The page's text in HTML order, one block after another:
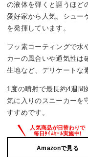
の液体を弾くと謳うほど
愛好家から人気。シュー
を発揮しています。
フッ素コーティングで水
カーの風合いや通気性は
生地など、デリケートな
1度の噴射で最長約4週間
気に入りのスニーカーを
すすめです。
Amazonで見る